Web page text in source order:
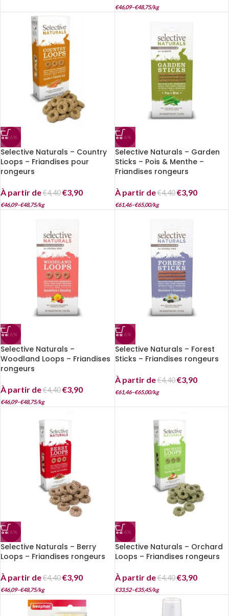
€46,09–€48,75/kg
-16%
Selective Naturals – Country
Loops – Friandises pour
rongeurs
À partir de€4,40€3,90
€46,09–€48,75/kg
-16%
Selective Naturals – Garden
Sticks – Pois & Menthe –
Friandises rongeurs
À partir de€4,40 €3,90
€61,46–€65,00/kg
-16%
Selective Naturals –
Woodland Loops – Friandises
rongeurs
À partir de€4,40€3,90
€46,09–€48,75/kg
-16%
Selective Naturals – Forest
Sticks – Friandises rongeurs
À partir de€4,40 €3,90
€61,46–€65,00/kg
-16%
Selective Naturals – Berry
Loops – Friandises rongeurs
À partir de€4,40€3,90
€46,09–€48,75/kg
-16%
Selective Naturals – Orchard
Loops – Friandises rongeurs
À partir de€4,40 €3,90
€33,52–€35,45/kg